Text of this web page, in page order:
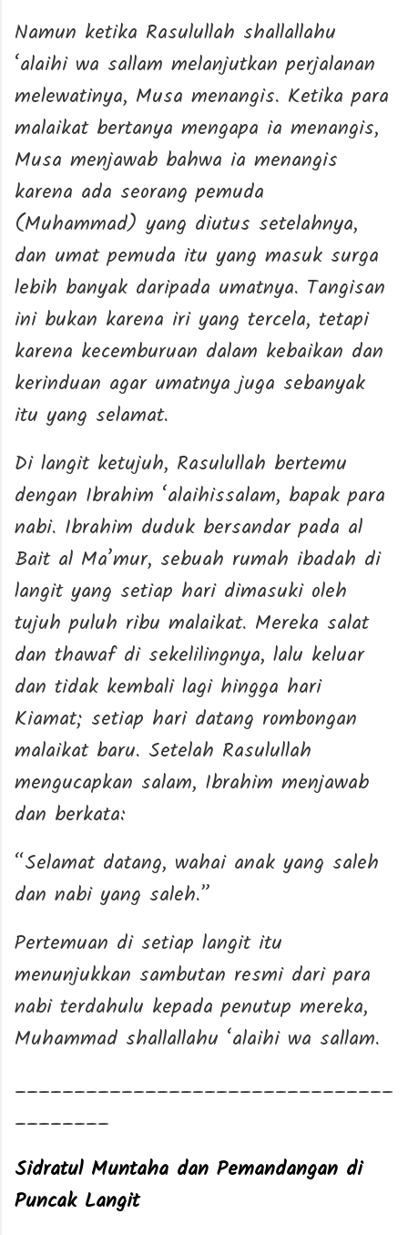
Namun ketika Rasulullah shallallahu
‘alaihi wa sallam melanjutkan perjalanan
melewatinya, Musa menangis. Ketika para
malaikat bertanya mengapa ia menangis,
Musa menjawab bahwa ia menangis
karena ada seorang pemuda
(Muhammad) yang diutus setelahnya,
dan umat pemuda itu yang masuk surga
lebih banyak daripada umatnya. Tangisan
ini bukan karena iri yang tercela, tetapi
karena kecemburuan dalam kebaikan dan
kerinduan agar umatnya juga sebanyak
itu yang selamat.
Di langit ketujuh, Rasulullah bertemu
dengan Ibrahim ‘alaihissalam, bapak para
nabi. Ibrahim duduk bersandar pada al
Bait al Ma’mur, sebuah rumah ibadah di
langit yang setiap hari dimasuki oleh
tujuh puluh ribu malaikat. Mereka salat
dan thawaf di sekelilingnya, lalu keluar
dan tidak kembali lagi hingga hari
Kiamat; setiap hari datang rombongan
malaikat baru. Setelah Rasulullah
mengucapkan salam, Ibrahim menjawab
dan berkata:
“Selamat datang, wahai anak yang saleh
dan nabi yang saleh.”
Pertemuan di setiap langit itu
menunjukkan sambutan resmi dari para
nabi terdahulu kepada penutup mereka,
Muhammad shallallahu ‘alaihi wa sallam.
________________________________
________
Sidratul Muntaha dan Pemandangan di
Puncak Langit